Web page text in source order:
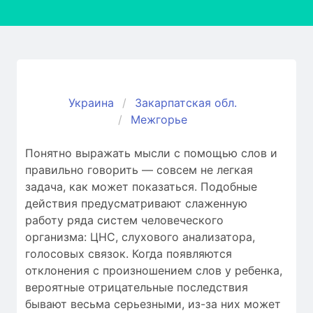
Украина
Закарпатская обл.
Межгорье
Понятно выражать мысли с помощью слов и
правильно говорить — совсем не легкая
задача, как может показаться. Подобные
действия предусматривают слаженную
работу ряда систем человеческого
организма: ЦНС, слухового анализатора,
голосовых связок. Когда появляются
отклонения c произношением слов у ребенка,
вероятные отрицательные последствия
бывают весьма серьезными, из-за них может